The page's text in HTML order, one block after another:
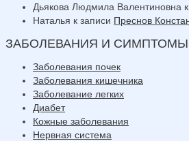
Дьякова Людмила Валентиновна
Наталья к записи Преснов
ЗАБОЛЕВАНИЯ И СИМПТОМЫ
Заболевания почек
Заболевания кишечника
Заболевание легких
Диабет
Кожные заболевания
Нервная система